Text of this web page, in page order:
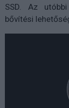
SSD. Az
bővítési